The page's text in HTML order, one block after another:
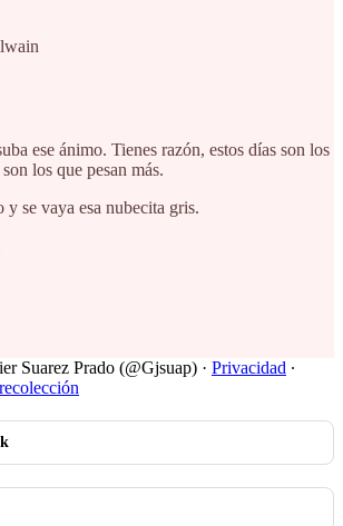
ese ánimo. Tienes razón, estos días son los
los que pesan más.
y se vaya esa nubecita gris.
Suarez Prado (@Gjsuap) · Privacidad ∙